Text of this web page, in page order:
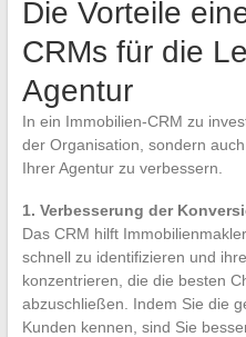
Die Vorteile
CRMs für die
Agentur
In ein Immobilien-CRM zu
der Organisation, sondern
Ihrer Agentur zu verbessern.
1. Verbesserung der
Das CRM hilft
schnell zu identifizieren und
konzentrieren, die die besten
abzuschließen. Indem Sie die
Kunden kennen, sind Sie